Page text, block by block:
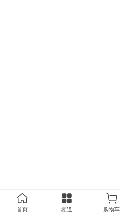
首页 频道 购物车